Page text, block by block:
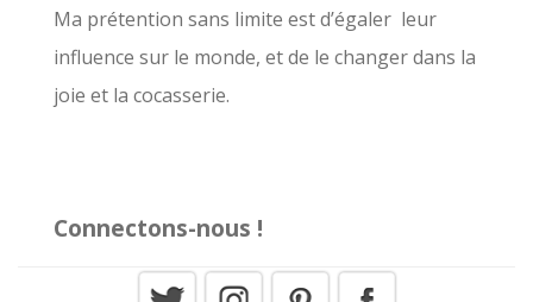
r
:
Ma prétention sans limite est d’égaler leur
influence sur le monde, et de le changer dans la
joie et la cocasserie.
Connectons-nous !